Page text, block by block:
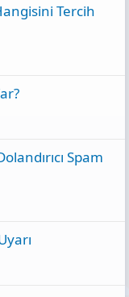
Tercih
Spam